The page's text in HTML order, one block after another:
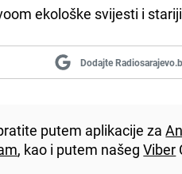
ekološke svijesti i
Dodajte
putem aplikacije za
, kao i putem našegViber